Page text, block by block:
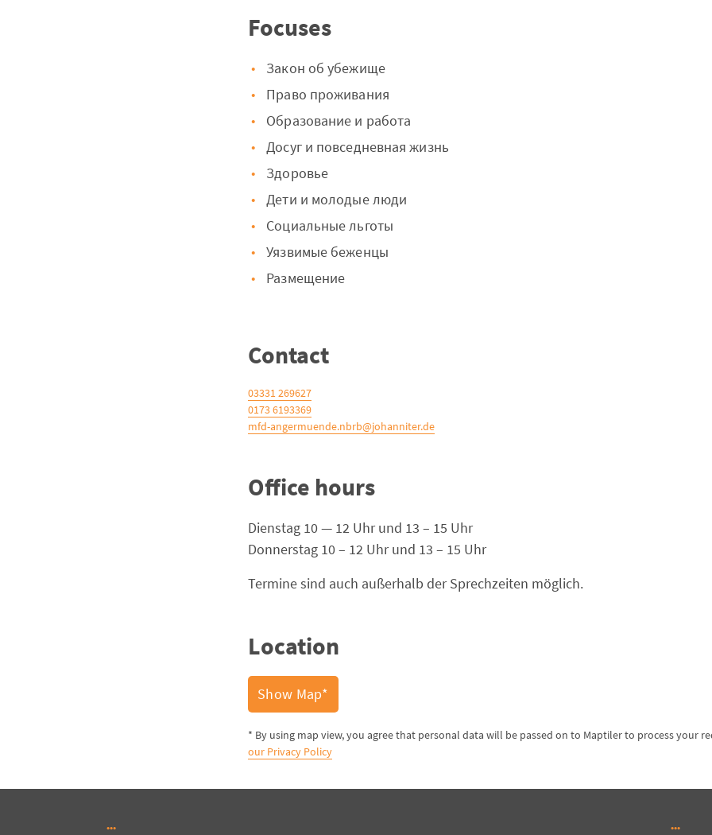
Focuses
Закон об убежище
Право проживания
Образование и работа
Досуг и повседневная жизнь
Здоровье
Дети и молодые люди
Cоциальные льготы
Уязвимые беженцы
Размещение
Contact
03331 269627
0173 6193369
mfd-angermuende.nbrb@johanniter.de
Office hours
Dienstag 10 — 12 Uhr und 13 – 15 Uhr
Donnerstag 10 – 12 Uhr und 13 – 15 Uhr
Termine sind auch außerhalb der Sprechzeiten möglich.
Location
Show Map*
* By using map view, you agree that personal data will be passed on to Maptiler to process your
our Privacy Policy